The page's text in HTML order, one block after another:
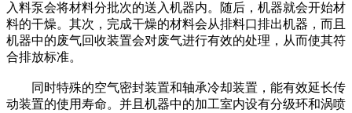
入料泵会将材料分批次的送入机器内。随后，机器就会开始材
料的干燥。其次，完成干燥的材料会从排料口排出机器，而且
机器中的废气回收装置会对废气进行有效的处理，从而使其符
合排放标准。
同时特殊的空气密封装置和轴承冷却装置，能有效延长传
动装置的使用寿命。并且机器中的加工室内设有分级环和涡喷